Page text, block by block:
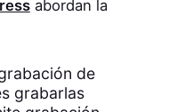
abordan la
de
grabarlas